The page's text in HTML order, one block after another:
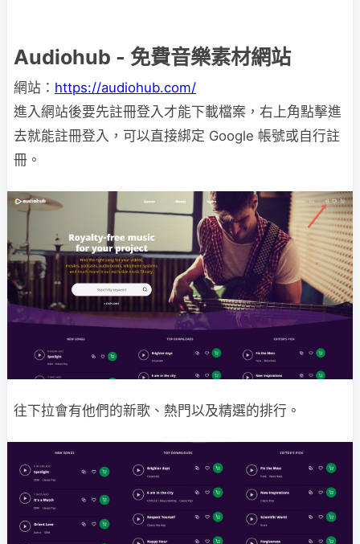
Audiohub - 免費音樂素材網站
網站： https://audiohub.com/
進入網站後要先註冊登入才能下載檔案，右上角點擊進
去就能註冊登入，可以直接綁定 Google 帳號或自行註
冊。
往下拉會有他們的新歌、熱門以及精選的排行。